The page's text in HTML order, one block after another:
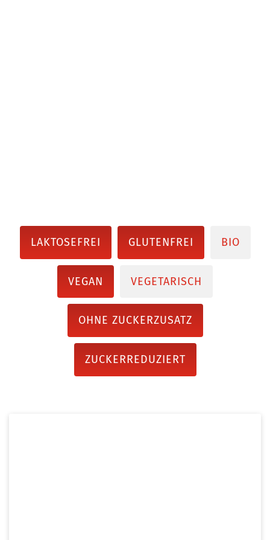
LAKTOSEFREI GLUTENFREI BIO
VEGAN VEGETARISCH
OHNE ZUCKERZUSATZ
ZUCKERREDUZIERT